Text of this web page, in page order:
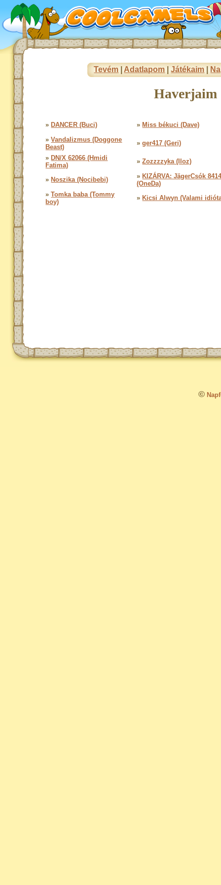
Tevém Adatlapom |Játékaim
Haverjaim
» DANCER (Buci) » Miss békuci (Dave)
»Vandalizmus (Doggone
Beast)
»ger417 (Geri)
» DN/X 62066 (Hmidi
Fatima)
»Zozzzzyka (Iloz)
» Noszika (Nocibebi) » KIZÁRVA: JägerCsók
(OneDa)
»Tomka baba (Tommy
boy)
» Kicsi Alwyn (Valami
©